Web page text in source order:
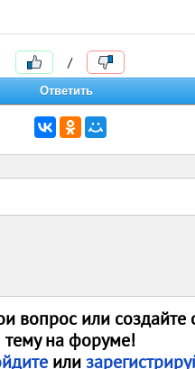
/
вопрос или создайте
тему на форуме!
или